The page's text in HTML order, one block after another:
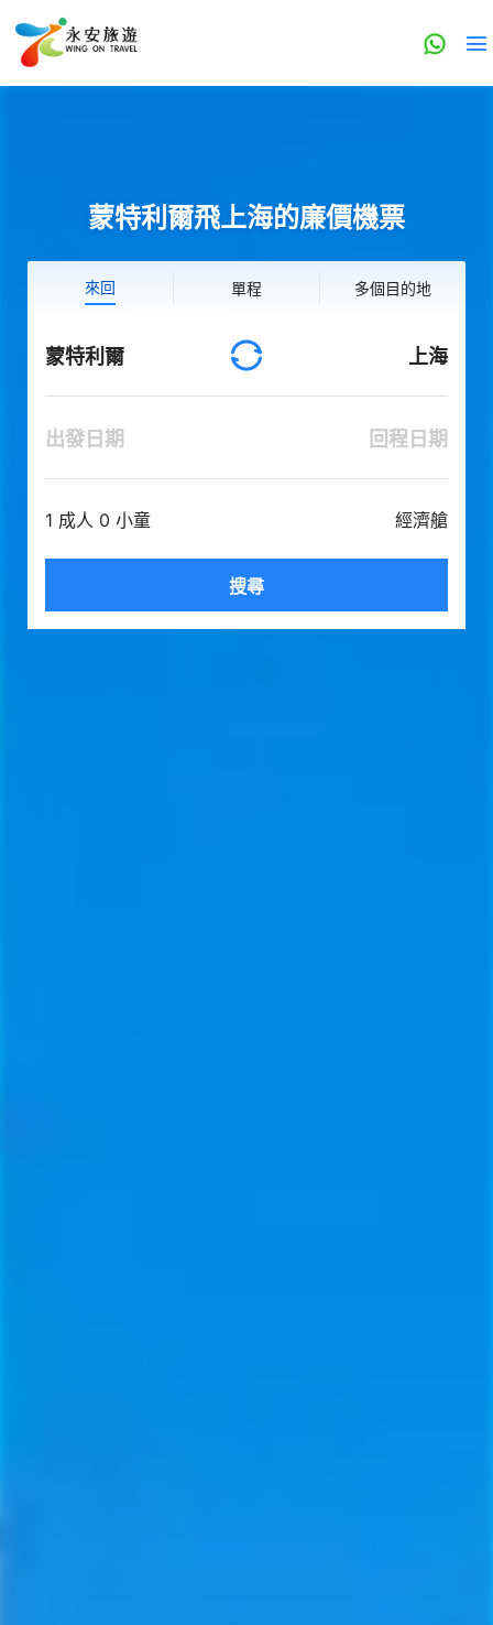
蒙特利爾飛上海的廉價機票
來回 單程 多個目的地
蒙特利爾 上海
出發日期 回程日期
1 成人 0 小童 經濟艙
搜尋